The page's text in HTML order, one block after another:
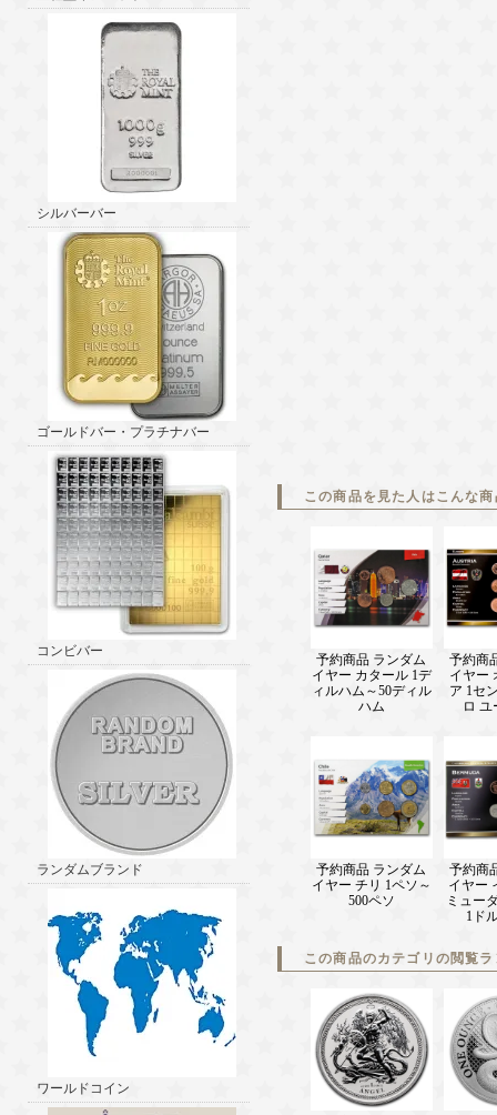
シルバーバー
ゴールドバー・プラチナバー
コンビバー
ランダムブランド
ワールドコイン
この商品を見た人はこんな
予約商品 ランダム
イヤー カタール 1デ
ィルハム～50ディル
ハム
予約商
イヤー
ア 1セ
ロ
予約商品 ランダム
イヤー チリ 1ペソ～
500ペソ
予約商
イヤー
ミュー
1ド
この商品のカテゴリの閲覧